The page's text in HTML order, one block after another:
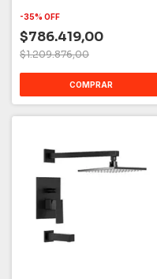
-35% OFF
$786.419,00
$1.209.876,00
COMPRAR